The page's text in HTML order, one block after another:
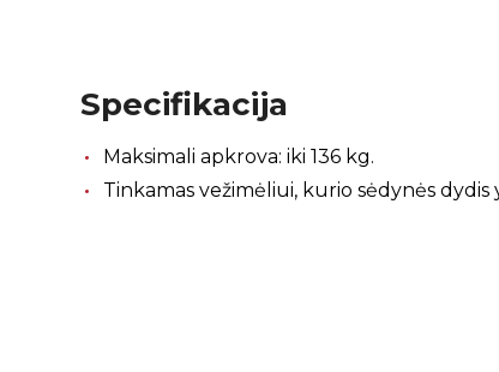
Specifikacija
Maksimali apkrova: iki 136 kg.
Tinkamas vežimėliui, kurio sėdynės dydis